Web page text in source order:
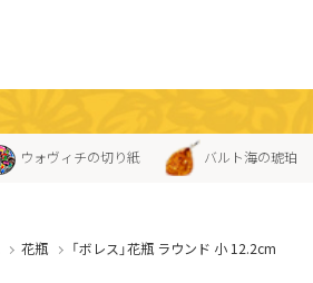
ウォヴィチの切り紙 バルト海の琥珀
花瓶 「ボレス」花瓶 ラウンド 小 12.2cm